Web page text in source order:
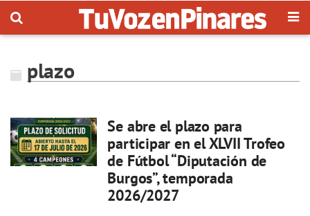
plazo
Se abre el plazo para
participar en el XLVII Trofeo
de Fútbol “Diputación de
Burgos”, temporada
2026/2027